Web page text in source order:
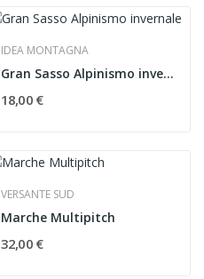
IDEA MONTAGNA
Gran Sasso Alpinismo invernale
18,00 €
VERSANTE SUD
Marche Multipitch
32,00 €